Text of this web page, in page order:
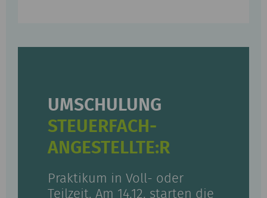
UMSCHULUNG
STEUERFACH­
ANGESTELLTE:R
Praktikum in Voll- oder
Teilzeit. Am 14.12. starten die